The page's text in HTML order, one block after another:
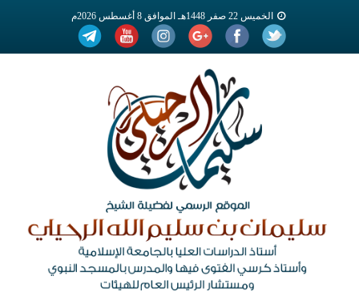
الخميس 22 صفر 1448هـ الموافق 8 أغسطس 2026م